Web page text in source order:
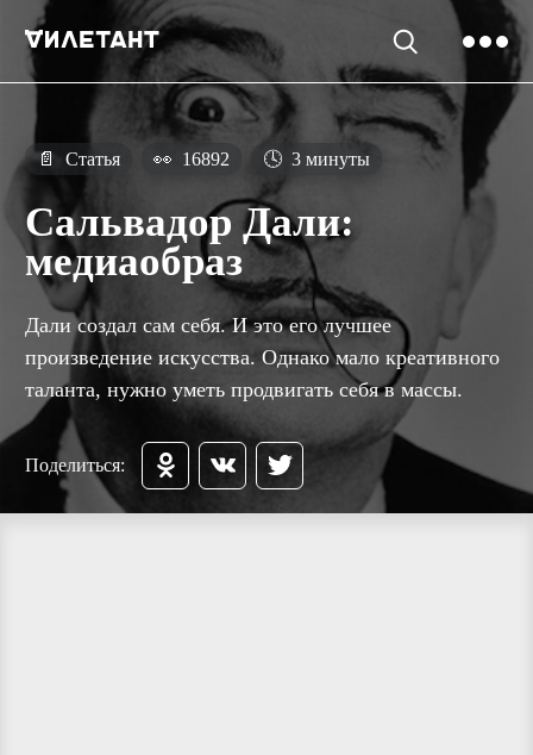
📄 Статья 👀 16892 🕓 3 минуты
Сальвадор Дали:
медиаобраз
Дали создал сам себя. И это его лучшее
произведение искусства. Однако мало креативного
таланта, нужно уметь продвигать себя в массы.
Поделиться: